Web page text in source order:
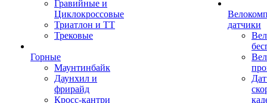
Гравийные и
Циклокроссовые
Триатлон и ТТ
Трековые
Горные
Маунтинбайк
Даунхил и
фрирайд
Кросс-кантри
датчики